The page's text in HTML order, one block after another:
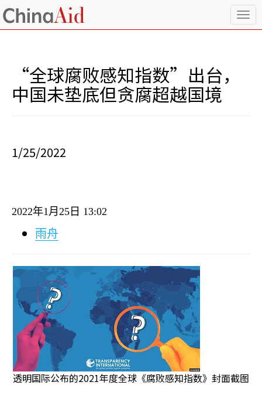
T
o
“全球腐败感知指数”出台，
中国未垫底但贪腐超越国境
1/25/2022
2022年1月 25 日 13:02
雨舟
透明国际公布的2021年度全球《腐败感知指数》封面截图